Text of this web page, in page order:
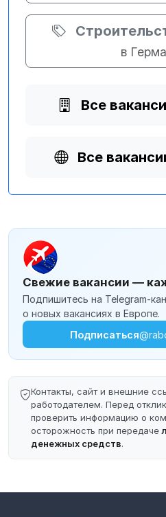
в
Все
Все
Свежие вакансии —
Подпишитесь на Telegram-
о новых вакансиях в Европе.
Подписаться
Контакты, сайт и внешние
работодателем. Перед
проверить информацию о
осторожность при передаче
денежных средств.